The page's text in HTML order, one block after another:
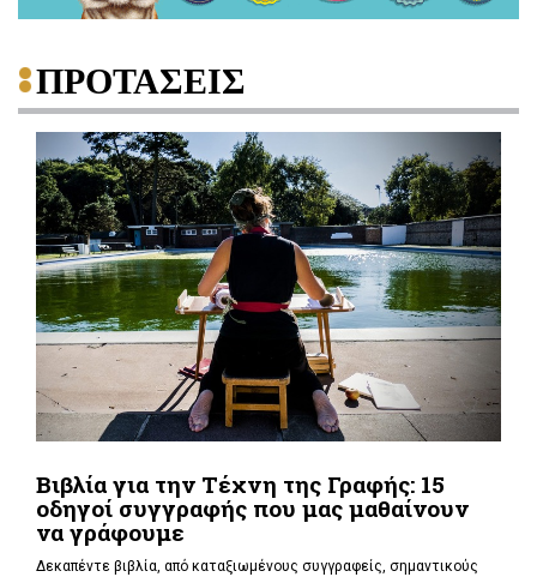
ΠΡΟΤΑΣΕΙΣ
Βιβλία για την Τέχνη της Γραφής: 15
οδηγοί συγγραφής που μας μαθαίνουν
να γράφουμε
Δεκαπέντε βιβλία, από καταξιωμένους συγγραφείς, σημαντικούς